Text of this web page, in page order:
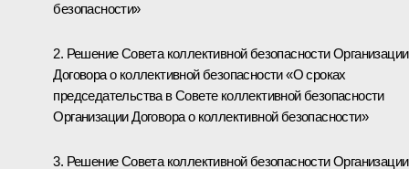
безопасности»
2. Решение Совета коллективной безопасности Организации
Договора о коллективной безопасности «О сроках
председательства в Совете коллективной безопасности
Организации Договора о коллективной безопасности»
3. Решение Совета коллективной безопасности Организации